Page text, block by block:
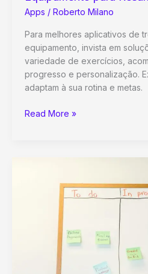
Apps / Roberto Milano
Para melhores aplicativos de
equipamento, invista em
variedade de exercícios,
progresso e personalização.
adaptam à sua rotina e metas.
Transforme
Melhores
Aplicativos
Equipamento
Read More »